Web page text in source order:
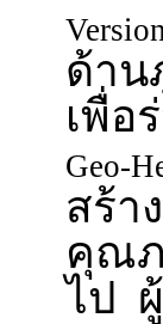
ด้าน
เพื่อ
Geo-
สร้า
คุณ
ไป